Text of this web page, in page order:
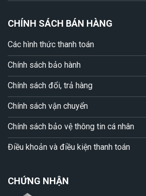
CHÍNH SÁCH BÁN HÀNG
Các hình thức thanh toán
Chính sách bảo hành
Chính sách đổi, trả hàng
Chính sách vận chuyển
Chính sách bảo vệ thông tin cá nhân
Điều khoản và điều kiện thanh toán
CHỨNG NHẬN